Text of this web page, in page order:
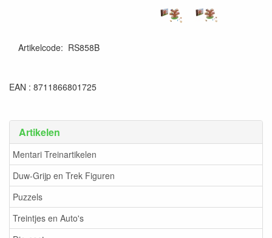
Artikelen
Mentari Treinartikelen
Duw-Grijp en Trek Figuren
Puzzels
Treintjes en Auto's
Artikelcode: RS858B
EAN : 8711866801725